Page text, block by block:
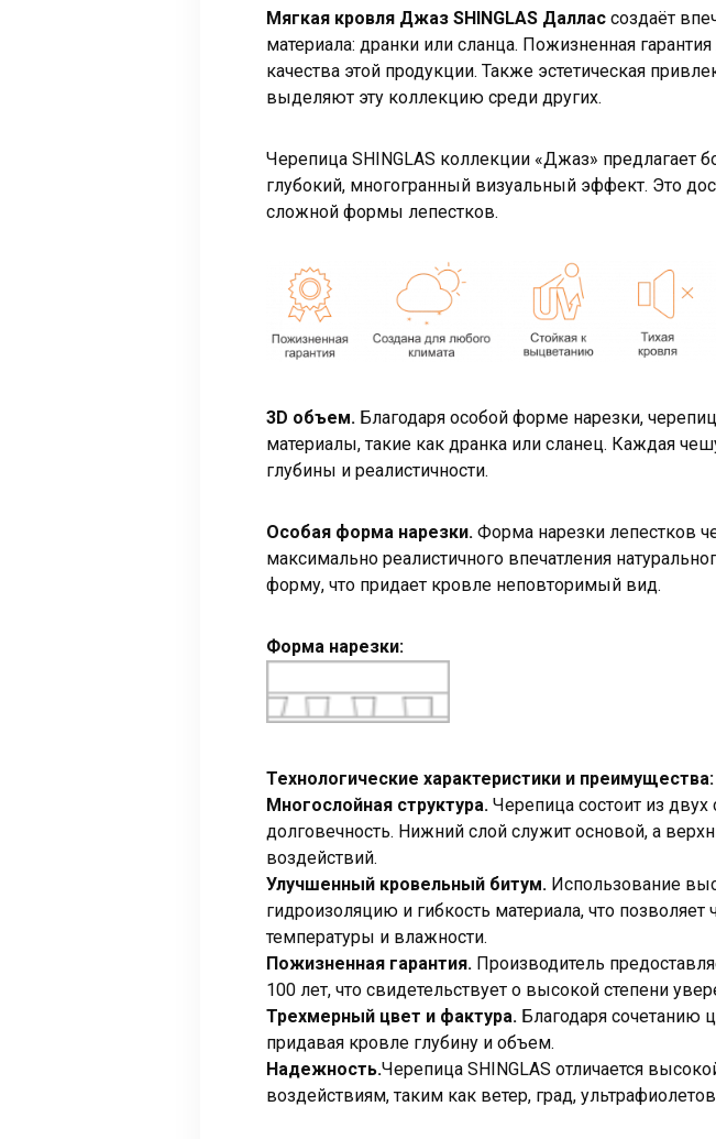
Мягкая кровля Джаз SHINGLAS Даллас создаёт
материала: дранки или сланца. Пожизненная
качества этой продукции. Также эстетическая
выделяют эту коллекцию среди других.
Черепица SHINGLAS коллекции «Джаз» предлагает
глубокий, многогранный визуальный эффект. Это
сложной формы лепестков.
3D объем. Благодаря особой форме нарезки,
материалы, такие как дранка или сланец. Каждая
глубины и реалистичности.
Особая форма нарезки. Форма нарезки лепестков
максимально реалистичного впечатления
форму, что придает кровле неповторимый вид.
Форма нарезки:
Технологические характеристики и преимущества:
Многослойная структура. Черепица состоит из
долговечность. Нижний слой служит основой, а
воздействий.
Улучшенный кровельный битум. Использование
гидроизоляцию и гибкость материала, что
температуры и влажности.
Пожизненная гарантия. Производитель
100 лет, что свидетельствует о высокой степени
Трехмерный цвет и фактура. Благодаря сочетанию
придавая кровле глубину и объем.
Надежность.Черепица SHINGLAS отличается
воздействиям, таким как ветер, град,